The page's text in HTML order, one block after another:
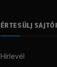
ÉRTESÜLJ
Hírlevél